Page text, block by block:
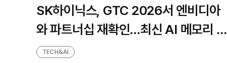
SK하이닉스, GTC 2026서 엔비디아
와 파트너십 재확인…최신 AI 메모리 제
품 포트폴리오도 공개
TECH&AI